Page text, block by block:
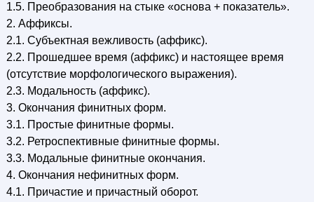
1.5. Преобразования на стыке «основа + показатель».
2. Аффиксы.
2.1. Субъектная вежливость (аффикс).
2.2. Прошедшее время (аффикс) и настоящее время
(отсутствие морфологического выражения).
2.3. Модальность (аффикс).
3. Окончания финитных форм.
3.1. Простые финитные формы.
3.2. Ретроспективные финитные формы.
3.3. Модальные финитные окончания.
4. Окончания нефинитных форм.
4.1. Причастие и причастный оборот.